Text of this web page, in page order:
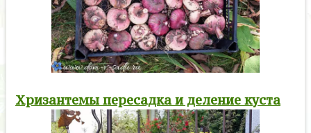
Хризантемы пересадка и деление куста